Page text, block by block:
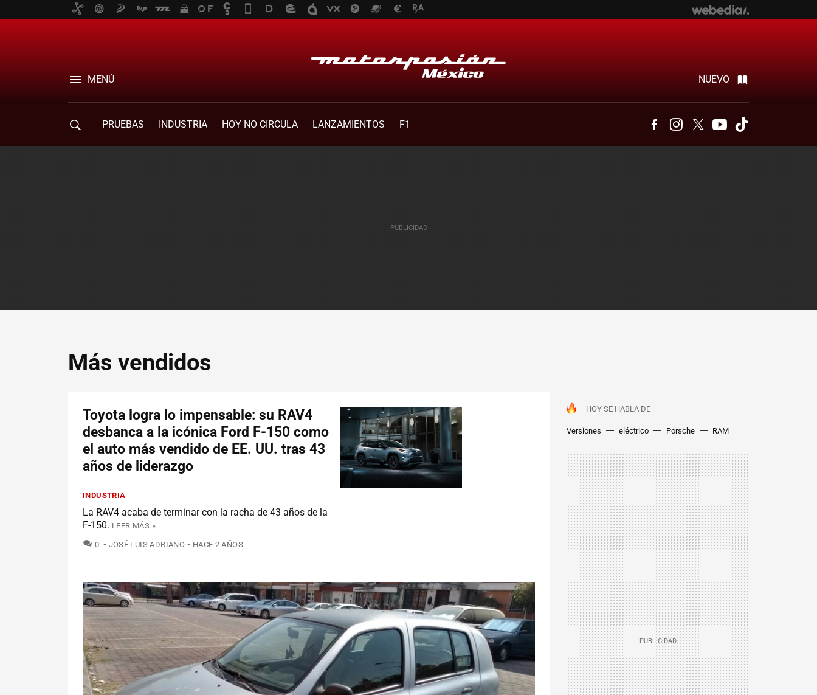
MENÚ NUEVO
PRUEBAS INDUSTRIA HOY NO CIRCULA LANZAMIENTOS F1 FacebookInstagram
Twitter Youtube
Más vendidos
HOY SE HABLA DE
Versiones eléctrico Porsche RAM
Toyota logra lo impensable: su RAV4
desbanca a la icónica Ford F-150 como
el auto más vendido de EE. UU. tras 43
años de liderazgo
INDUSTRIA
La RAV4 acaba de terminar con la racha de 43 años de la
F-150. LEER MÁS »
0 COMENTARIOS
JOSÉ LUIS ADRIANO HACE 2 AÑOS